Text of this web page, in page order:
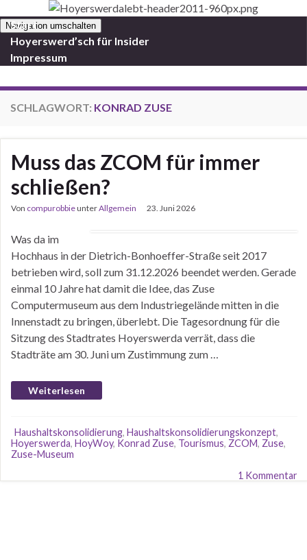
Navigation umschalten
Start
Hoyerswerd’sch für Insider
Impressum
SCHLAGWORT: KONRAD ZUSE
Muss das ZCOM für immer
schließen?
Von compurobbieunterAllgemein 23. Juni 2026
Was da im
Hochhaus in der Dietrich-Bonhoeffer-Straße seit 2017
betrieben wird, soll zum 31.12.2026 beendet werden. Gerade
einmal 10 Jahre hat damit die Idee, das Zuse
Computermuseum aus dem Industriegelände mitten in die
Innenstadt zu bringen, überlebt. Die Tagesordnung für die
Sitzung des Stadtrates Hoyerswerda verrät, dass die
Stadträte am 30. Juni um Zustimmung zum …
Weiterlesen
Haushaltskonsolidierung, Haushaltskonsolidierungskonzept,
Hoyerswerda, HoyWoy, Konrad Zuse, Tourismus, ZCOM, Zuse,
Zuse-Museum
1 Kommentar